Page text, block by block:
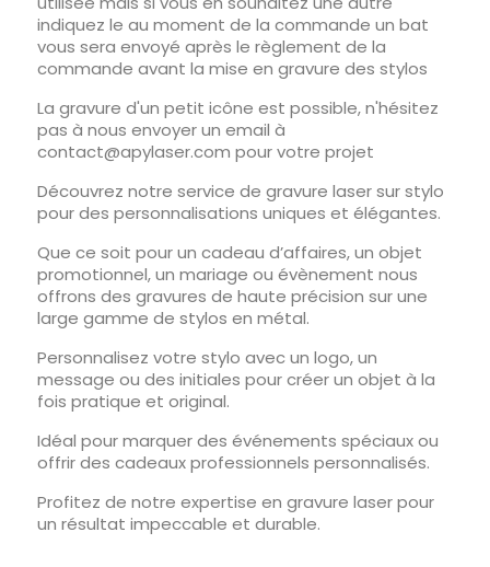
indiquez le au moment de la commande un bat
vous sera envoyé après le règlement de la
commande avant la mise en gravure des stylos
La gravure d'un petit icône est possible, n'hésitez
pas à nous envoyer un email à
contact@apylaser.com pour votre projet
Découvrez notre service de gravure laser sur stylo
pour des personnalisations uniques et élégantes.
Que ce soit pour un cadeau d’affaires, un objet
promotionnel, un mariage ou évènement nous
offrons des gravures de haute précision sur une
large gamme de stylos en métal.
Personnalisez votre stylo avec un logo, un
message ou des initiales pour créer un objet à la
fois pratique et original.
Idéal pour marquer des événements spéciaux ou
offrir des cadeaux professionnels personnalisés.
Profitez de notre expertise en gravure laser pour
un résultat impeccable et durable.